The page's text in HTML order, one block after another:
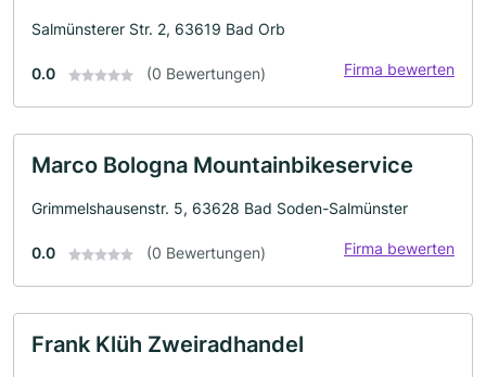
Salmünsterer Str. 2, 63619 Bad Orb
0.0 (0 Bewertungen) Firma bewerten
Marco Bologna Mountainbikeservice
Grimmelshausenstr. 5, 63628 Bad Soden-Salmünster
0.0 (0 Bewertungen) Firma bewerten
Frank Klüh Zweiradhandel